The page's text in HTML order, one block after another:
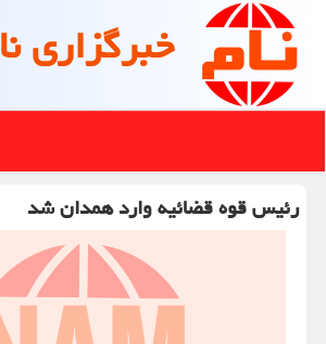
خبرگزاری
رئیس قوه قضائیه وارد همدان شد